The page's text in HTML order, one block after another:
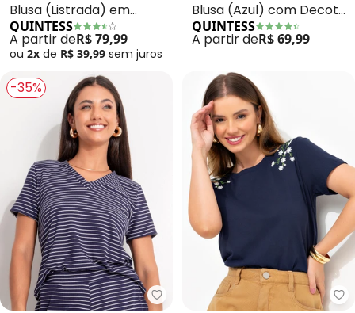
Blusa (Listrada) em
Malha de Algodão com
Bordado de Coração
QUINTESS
A partir deR$ 79,99
ou 2x de R$ 39,99 sem juros
Blusa (Azul) com Decote
V e Bolso Frontal
QUINTESS
A partir deR$ 69,99
-35%
Quintess - Blusa (Listrado